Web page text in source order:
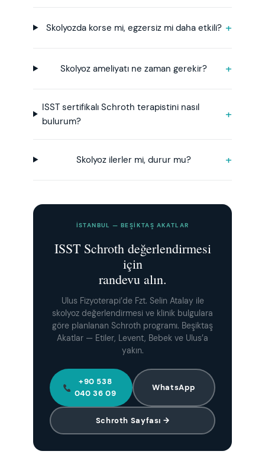
Skolyozda korse mi, egzersiz mi daha etkili?
Skolyoz ameliyatı ne zaman gerekir?
ISST sertifikalı Schroth terapistini nasıl
bulurum?
Skolyoz ilerler mi, durur mu?
İSTANBUL — BEŞIKTAŞ AKATLAR
ISST Schroth değerlendirmesi
için
randevu alın.
Ulus Fizyoterapi’de Fzt. Selin Atalay ile
skolyoz değerlendirmesi ve klinik bulgulara
göre planlanan Schroth programı. Beşiktaş
Akatlar — Etiler, Levent, Bebek ve Ulus’a
yakın.
+90 538
040 36 09
WhatsApp
Schroth Sayfası →